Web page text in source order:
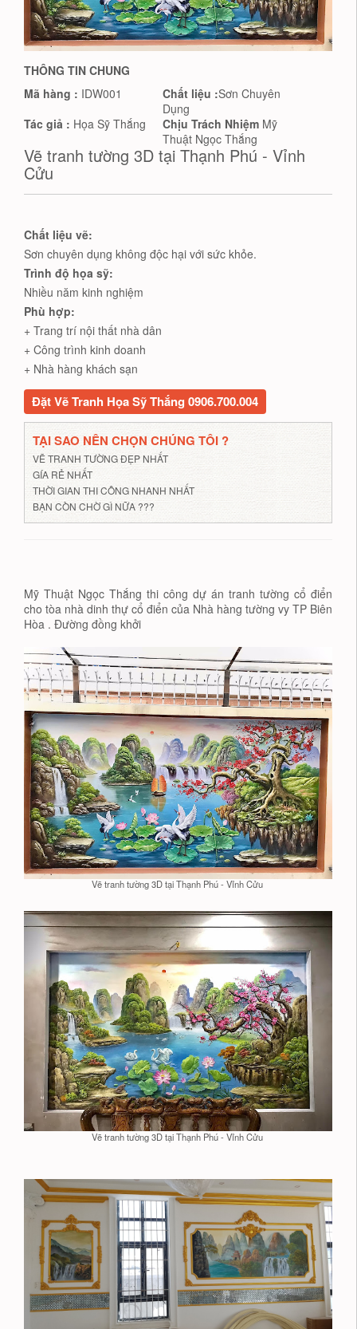
THÔNG TIN CHUNG
Mã hàng : IDW001 Chất liệu :Sơn Chuyên
Dụng
Tác giả : Họa Sỹ Thắng Chịu Trách Nhiệm Mỹ
Thuật Ngọc Thắng
Vẽ tranh tường 3D tại Thạnh Phú - Vỉnh
Cửu
Chất liệu vẽ:
Sơn chuyên dụng không độc hại với sức khỏe.
Trình độ họa sỹ:
Nhiều năm kinh nghiệm
Phù hợp:
+ Trang trí nội thất nhà dân
+ Công trình kinh doanh
+ Nhà hàng khách sạn
Đặt Vẽ Tranh Họa Sỹ Thắng 0906.700.004
TẠI SAO NÊN CHỌN CHÚNG TÔI ?
VẼ TRANH TƯỜNG ĐẸP NHẤT
GÍA RẺ NHẤT
THỜI GIAN THI CÔNG NHANH NHẤT
BẠN CÒN CHỜ GÌ NỮA ???
Mỹ Thuật Ngọc Thắng thi công dự án tranh tường cổ điển
cho tòa nhà dinh thự cổ điển của Nhà hàng tường vy TP Biên
Hòa . Đường đồng khởi
Vẽ tranh tường 3D tại Thạnh Phú - Vỉnh Cửu
Vẽ tranh tường 3D tại Thạnh Phú - Vỉnh Cửu